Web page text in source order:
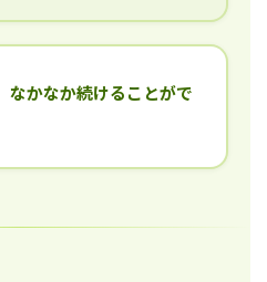
なかなか続けることがで